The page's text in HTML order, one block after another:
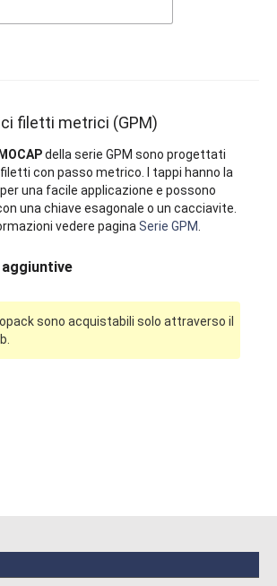
filetti metrici (GPM)
MOCAPdella serieGPM sono progettati
con passo metrico. I tappi hanno la
una facile applicazione e possono
una chiave esagonale o un cacciavite.
vedere paginaSerie GPM.
sono acquistabili solo attraverso il